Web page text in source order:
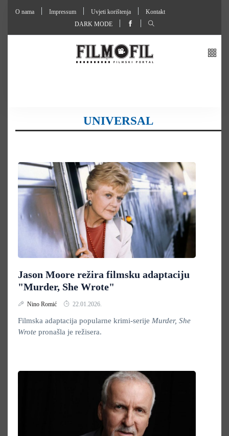
O nama Impressum Uvjeti korištenja
Kontakt
DARK MODE
UNIVERSAL
Jason Moore režira filmsku adaptaciju
"Murder, She Wrote"
Nino Romić 22.01.2026.
Filmska adaptacija popularne krimi-serije Murder, She
Wrote pronašla je režisera.